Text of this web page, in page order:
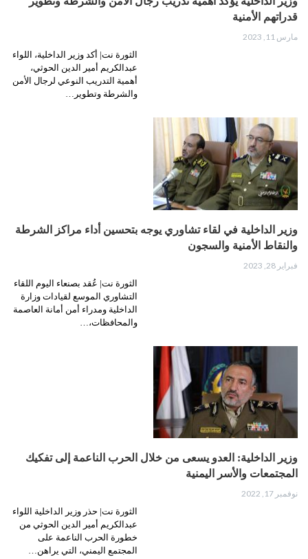
قدراتهم الأمنية
مارس 11, 2023
الثورة نت| أكد وزير الداخلية، اللواء
عبدالكريم أمير الدين الحوثي،
أهمية التدريب النوعي لرجال الأمن
والشرطة وتطوير…
وزير الداخلية في لقاء تشاوري يوجه بتحسين أداء مراكز الشرطة
والنقاط الأمنية والسجون
فبراير 28, 2023
الثورة نت| عُقد بصنعاء اليوم اللقاء
التشاوري الموسع لقيادات وزارة
الداخلية ومدراء أمن أمانة العاصمة
والمحافظات،…
وزير الداخلية: العدو يسعى من خلال الحرب الناعمة إلى تفكيك
المجتمعات والأسر اليمنية
نوفمبر 17, 2022
الثورة نت| حذر وزير الداخلية اللواء
عبدالكريم أمير الدين الحوثي من
خطورة الحرب الناعمة على
المجتمع اليمني، التي يراهن…